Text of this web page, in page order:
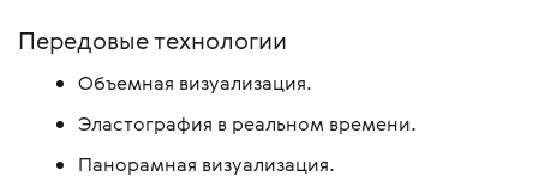
Передовые технологии
Объемная визуализация.
Эластография в реальном времени.
Панорамная визуализация.